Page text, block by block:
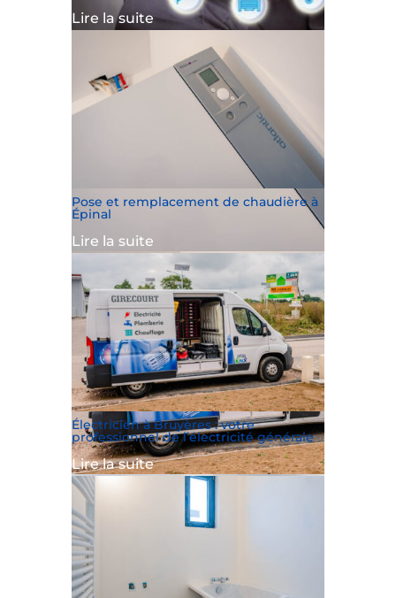
Lire la suite
Pose et remplacement de chaudière à
Épinal
Lire la suite
Électricien à Bruyères : votre
professionnel de l’électricité générale
Lire la suite